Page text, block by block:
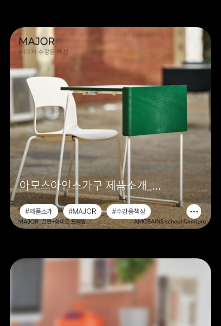
아모스아인스가구 제품소개_
수강용책상 MAJOR
#제품소개 #MAJOR #수강용책상